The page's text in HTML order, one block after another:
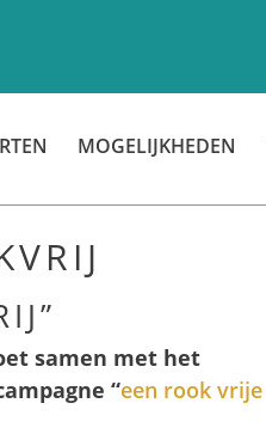
MOGELIJKHEDEN
samen met het
“een rook vrije